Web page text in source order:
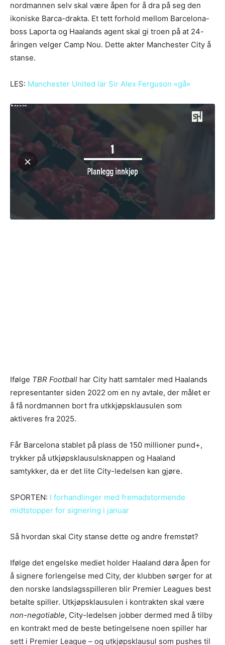
nordmannen selv skal være åpen for å dra på seg den
ikoniske Barca-drakta. Et tett forhold mellom Barcelona-
boss Laporta og Haalands agent skal gi troen på at 24-
åringen velger Camp Nou. Dette akter Manchester City å
stanse.
LES: Manchester United lar Sir Alex Ferguson «gå»
Ifølge TBR Football har City hatt samtaler med Haalands
representanter siden 2022 om en ny avtale, der målet er
å få nordmannen bort fra utkkjøpsklausulen som
aktiveres fra 2025.
Får Barcelona stablet på plass de 150 millioner pund+,
trykker på utkjøpsklausulsknappen og Haaland
samtykker, da er det lite City-ledelsen kan gjøre.
SPORTEN: I forhandlinger med fremadstormende
midtstopper for signering i januar
Så hvordan skal City stanse dette og andre fremstøt?
Ifølge det engelske mediet holder Haaland døra åpen for
å signere forlengelse med City, der klubben sørger for at
den norske landslagsspilleren blir Premier Leagues best
betalte spiller. Utkjøpsklausulen i kontrakten skal være
non-negotiable, City-ledelsen jobber dermed med å tilby
en kontrakt med de beste betingelsene noen spiller har
sett i Premier League – og utkjøpsklausul som pushes til